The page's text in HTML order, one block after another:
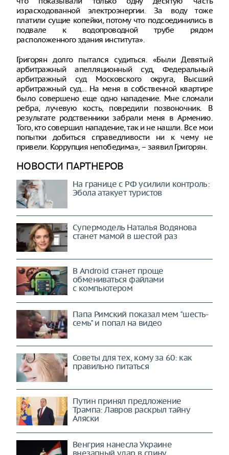
израсходованной электроэнергии. За воду тоже
платили сущие копейки, потому что подсоединились в
подвале к водопроводной трубе рядом
расположенного здания института».
Григорян долго пытался судиться. «Были Девятый
арбитражный апелляционный суд, Федеральный
арбитражный суд Московского округа, Высший
арбитражный суд... На меня в собственной квартире
было совершено еще одно нападение. Мне сломали
ребра, лучевую кость, повредили позвоночник. В
результате родственники забрали меня в Армению.
Того, кто совершил нападение, так и не нашли. Все мои
попытки добиться справедливости ни к чему не
привели. Коррупция непобедима», – заявил Григорян.
НОВОСТИ ПАРТНЕРОВ
На границе с РФ усилили контроль:
Эбола атакует туристов
Супермодель Наталья Водянова
станет мамой в шестой раз
В Android станет проще
обмениваться файлами
с компьютером
Папа Римский показал мем "шесть-
семь" и попал на видео
Советы для тех, кому за 60: как
правильно питаться
Путин принял предложение
Трампа: Лавров раскрыл тайну
Аляски
Венгрия нанесла Украине
внезапный удар в спину